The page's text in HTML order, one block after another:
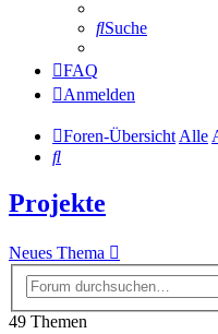
Suche
FAQ
Anmelden
Foren-ÜbersichtAlle
Suche
Projekte
Neues Thema
49 Themen